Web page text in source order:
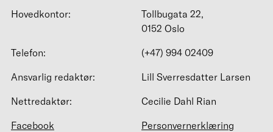
Hovedkontor:
Tollbugata 22,
0152 Oslo
Telefon:
(+47) 994 02409
Ansvarlig redaktør:
Lill Sverresdatter Larsen
Nettredaktør:
Cecilie Dahl Rian
Facebook
Personvernerklæring